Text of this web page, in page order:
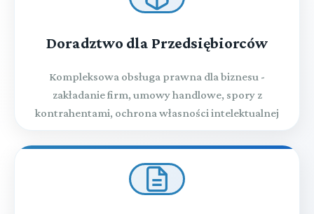
Doradztwo dla Przedsiębiorców
Kompleksowa obsługa prawna dla biznesu -
zakładanie firm, umowy handlowe, spory z
kontrahentami, ochrona własności intelektualnej